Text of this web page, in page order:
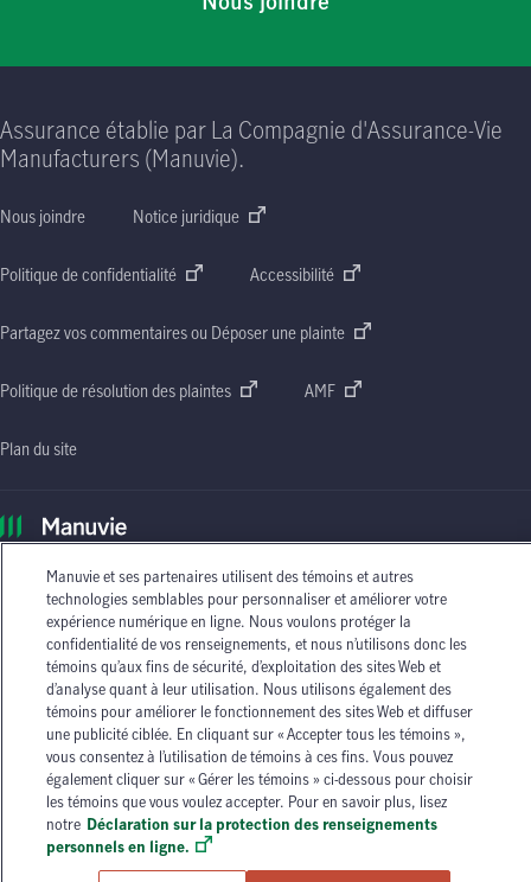
Assurance établie par La Compagnie d'Assurance-Vie
Manufacturers (Manuvie).
Nous joindre Notice juridique
Politique de confidentialité Accessibilité
Partagez vos commentaires ou Déposer une plainte
Politique de résolution des plaintes AMF
Plan du site
Le nom Manuvie, la lettre« M »stylisée et le nom Manuvie accompagné de la lettre
stylisée sont des marques de commerce de La Compagnie d’Assurance-Vie Manufacturers
qu’elle et ses sociétés affiliées utilisent sous licence. © La Compagnie d’Assurance-Vie
Manufacturers, 2026. Tous droits réservés. Manuvie,
P.O. Box 670, STN Waterloo,
Waterloo (Ontario)
N2J 4B8
Les circonstances individuelles peuvent varier. Vous pouvez communiquer avec l’un des
conseillers en assurance autorisés de Manuvie ou avec votre agent d’assurance autorisé si
vous avez besoin de conseils sur vos besoins en matière d’assurance.
Manuvie et ses partenaires utilisent des témoins et autres
technologies semblables pour personnaliser et améliorer votre
expérience numérique en ligne. Nous voulons protéger la
confidentialité de vos renseignements, et nous n’utilisons donc les
témoins qu’aux fins de sécurité, d’exploitation des sites Web et
d’analyse quant à leur utilisation. Nous utilisons également des
témoins pour améliorer le fonctionnement des sites Web et diffuser
une publicité ciblée. En cliquant sur « Accepter tous les témoins »,
vous consentez à l’utilisation de témoins à ces fins. Vous pouvez
également cliquer sur « Gérer les témoins » ci-dessous pour choisir
les témoins que vous voulez accepter. Pour en savoir plus, lisez
notre Déclaration sur la protection des renseignements
personnels en ligne.